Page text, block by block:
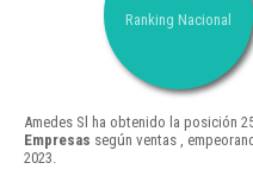
Ranking Nacional
Amedes Sl ha obtenido la posición
Empresas según ventas ,
2023.